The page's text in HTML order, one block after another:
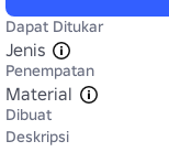
Dapat Ditukar
Jenis
Penempatan
Material
Dibuat
Deskripsi